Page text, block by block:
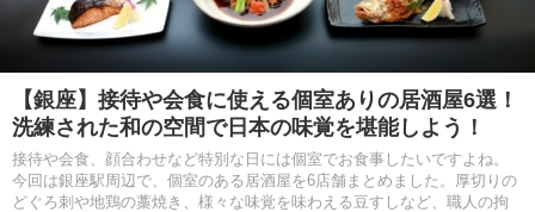
【銀座】接待や会食に使える個室ありの居酒屋6選！
洗練された和の空間で日本の味覚を堪能しよう！
接待や会食、顔合わせなど特別な日には個室でお食事したいですよね。
今回は銀座駅周辺で、個室のある居酒屋を6店舗まとめました。厚切りの
どぐろ刺や地鶏の藁焼き、様々な味覚を味わえる豆すしなど、職人の拘